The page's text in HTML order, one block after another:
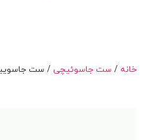
خانه / ست جاسوئیچی/ ست